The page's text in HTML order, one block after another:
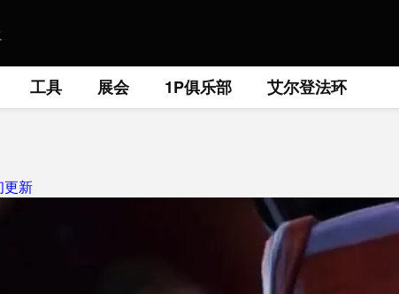
工具 展会 1P俱乐部 艾尔登法环
更新